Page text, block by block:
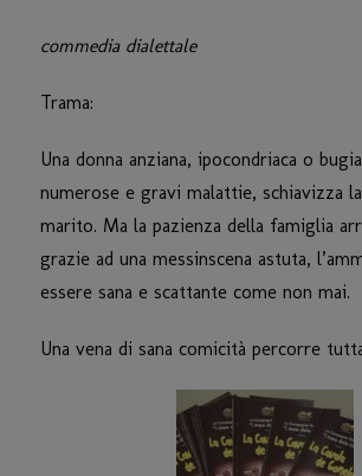
commedia dialettale
Trama:
Una donna anziana, ipocondriaca o
numerose e gravi malattie, schiavizza
marito. Ma la pazienza della famiglia
grazie ad una messinscena astuta,
essere sana e scattante come non mai.
Una vena di sana comicità percorre